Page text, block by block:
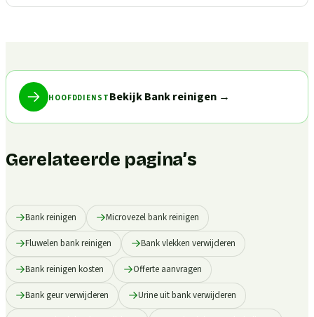
HOOFDDIENST Bekijk Bank reinigen→
Gerelateerde pagina’s
Bank reinigen Microvezel bank reinigen
Fluwelen bank reinigen Bank vlekken verwijderen
Bank reinigen kosten Offerte aanvragen
Bank geur verwijderen Urine uit bank verwijderen